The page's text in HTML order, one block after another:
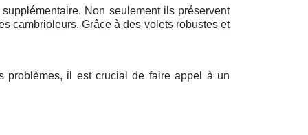
Non seulement ils préservent
cambrioleurs. Grâce à des volets robustes et
problèmes, il est crucial de faire appel à un